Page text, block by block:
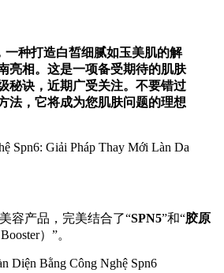
一种打造白皙细腻如玉美肌的解
亮相。这是一项备受期待的肌肤
秘诀，近期广受关注。不要错过
法，它将成为您肌肤问题的理想
容产品，完美结合了“SPN5”和“胶原
）”。